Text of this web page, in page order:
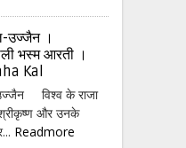
उज्जैन ।
भस्म आरती ।
Kal
उज्जैन विश्व के राजा
और उनके
Readmore